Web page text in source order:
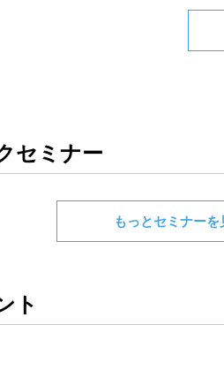
セミナー
もっとセミナーを
ト